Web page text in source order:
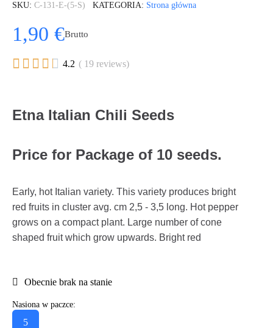
SKU C-131-E-(5-S) KATEGORIA Strona główna
1,90 €Brutto
     4.2 ( 19 reviews)
Etna Italian Chili Seeds
Price for Package of 10 seeds.
Early, hot Italian variety. This variety produces bright
red fruits in cluster avg. cm 2,5 - 3,5 long. Hot pepper
grows on a compact plant. Large number of cone
shaped fruit which grow upwards. Bright red
Obecnie brak na stanie
Nasiona w paczce:
5